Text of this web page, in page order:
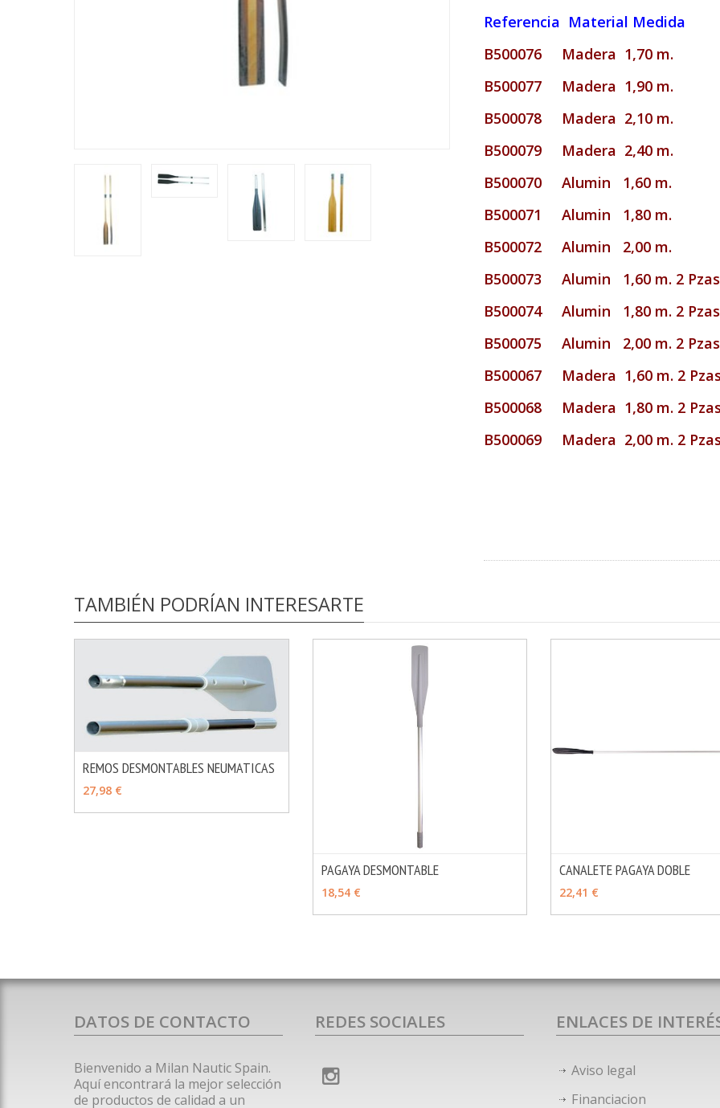
Referencia Material Medida
B500076 Madera 1,70 m.
B500077 Madera 1,90 m.
B500078 Madera 2,10 m.
B500079 Madera 2,40 m.
B500070 Alumin 1,60 m.
B500071 Alumin 1,80 m.
B500072 Alumin 2,00 m.
B500073 Alumin 1,60 m. 2 Pzas
B500074 Alumin 1,80 m. 2 Pzas
B500075 Alumin 2,00 m. 2 Pzas
B500067 Madera 1,60 m. 2
B500068 Madera 1,80 m. 2
B500069 Madera 2,00 m. 2
TAMBIÉN PODRÍAN INTERESARTE
REMOS DESMONTABLES NEUMATICAS
27,98 €
PAGAYA DESMONTABLE
18,54 €
CANALETE PAGAYA DOBLE
22,41 €
DATOS DE CONTACTO
Bienvenido a Milan Nautic Spain.
Aquí encontrará la mejor selección
de productos de calidad a un
REDES SOCIALES ENLACES DE
Aviso legal
Financiacion